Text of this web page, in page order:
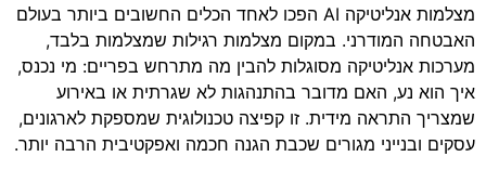
מצלמות אנליטיקה AI הפכו לאחד הכלים החשובים ביותר בעולם
האבטחה המודרני. במקום מצלמות רגילות שמצלמות בלבד,
מערכות אנליטיקה מסוגלות להבין מה מתרחש בפריים: מי נכנס,
איך הוא נע, האם מדובר בהתנהגות לא שגרתית או באירוע
שמצריך התראה מידית. זו קפיצה טכנולוגית שמספקת לארגונים,
עסקים ובנייני מגורים שכבת הגנה חכמה ואפקטיבית הרבה יותר.